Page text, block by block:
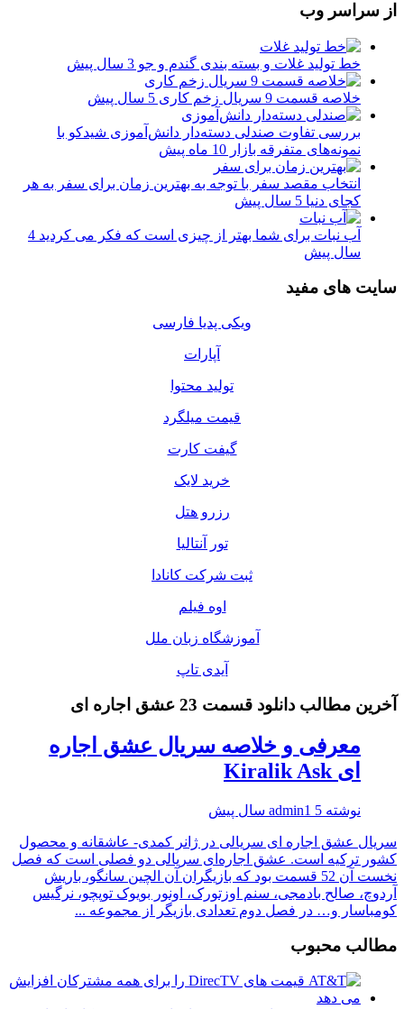
از سراسر وب
خط تولید غلات و بسته بندی گندم و جو 3 سال پیش
خلاصه قسمت 9 سریال زخم کاری 5 سال پیش
بررسی تفاوت صندلی دسته‌دار دانش‌آموزی شیدکو با
نمونه‌های متفرقه بازار 10 ماه پیش
انتخاب مقصد سفر با توجه به بهترین زمان برای سفر به هر
کجای دنیا 5 سال پیش
آب نبات برای شما بهتر از چیزی است که فکر می کردید 4
سال پیش
سایت های مفید
ویکی پدیا فارسی
آپارات
تولید محتوا
قیمت میلگرد
گیفت کارت
خرید لایک
رزرو هتل
تور آنتالیا
ثبت شرکت کانادا
اوه فیلم
آموزشگاه زبان ملل
آیدی تاپ
آخرین مطالب دانلود قسمت 23 عشق اجاره ای
معرفی و خلاصه سریال عشق اجاره
ای Kiralik Ask
نوشته admin1 5 سال پیش
سریال عشق اجاره ای سریالی در ژانر کمدی- عاشقانه و محصول
کشور ترکیه است. عشق اجاره‌ای سریالی دو فصلی است که فصل
نخست آن 52 قسمت بود که بازیگران آن الچین سانگو، باریش
آردوچ، صالح بادمجی، سنم اوزتورک، اونور بویوک توپچو، نرگیس
کومباسار و… در فصل دوم تعدادی بازیگر از مجموعه ...
مطالب محبوب